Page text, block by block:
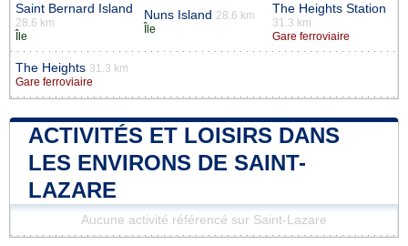
Saint Bernard Island
28.6 km
Île
Nuns Island 28.6 km
Île
The Heights Station
31.3 km
Gare ferroviaire
The Heights 31.3 km
Gare ferroviaire
ACTIVITÉS ET LOISIRS DANS
LES ENVIRONS DE SAINT-
LAZARE
Aucune activité référencé sur Saint-Lazare